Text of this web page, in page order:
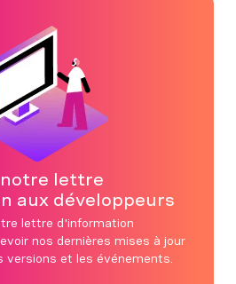
lettre
aux développeurs
lettre d'information
nos dernières mises à jour
versions et les événements.